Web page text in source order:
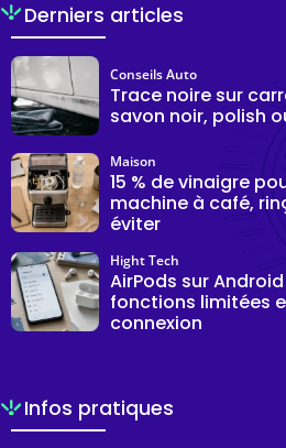
Derniers articles
Trace noire sur
savon noir, polish
Conseils Auto
15 % de vinaigre
machine à café,
éviter
Maison
AirPods sur
fonctions limitées
connexion
Hight Tech
Infos pratiques